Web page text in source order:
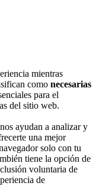
mientras
como necesarias
para el
del sitio web.
ayudan a analizar y
una mejor
solo con tu
tiene la opción de
voluntaria de
de